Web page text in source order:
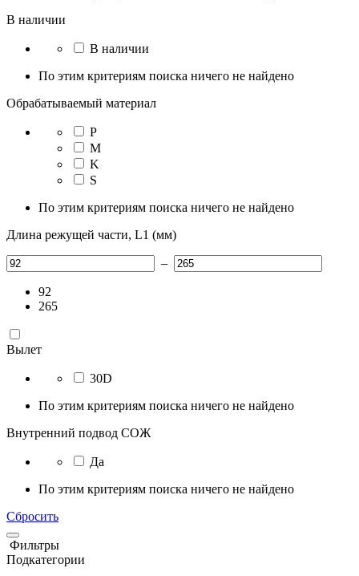
В наличии
В наличии
По этим критериям поиска ничего не найдено
Обрабатываемый материал
P
M
K
S
По этим критериям поиска ничего не найдено
Длина режущей части, L1 (мм)
–
92
265
Вылет
30D
По этим критериям поиска ничего не найдено
Внутренний подвод СОЖ
Да
По этим критериям поиска ничего не найдено
Сбросить
Фильтры
Подкатегории